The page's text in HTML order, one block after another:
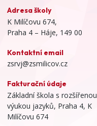
Adresa školy
K Milíčovu 674,
Praha 4 – Háje, 149 00
Kontaktní email
zsrvj@zsmilicov.cz
Fakturační údaje
Základní škola s rozšířenou
výukou jazyků, Praha 4, K
Milíčovu 674